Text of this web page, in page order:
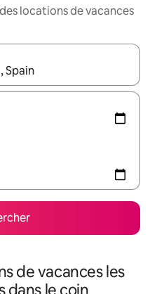
locations de vacances
parcourez-les en utilisant
de vacances les